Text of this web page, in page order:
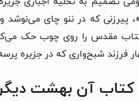
پیرزنی که در ننو چای می‌نوشد
مقدس را روی چوب حک
فرزند شبح‌واری که در جزیره
کتاب آن بهشت دیگر